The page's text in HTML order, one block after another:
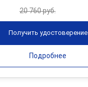
20 760 руб.
Получить удостоверение
Подробнее